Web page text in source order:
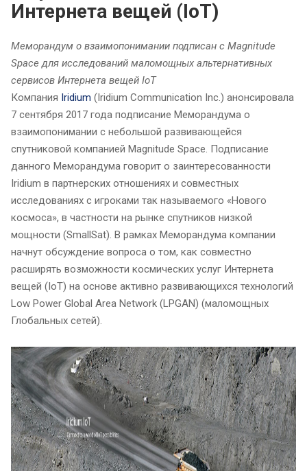
Интернета вещей (IoT)
Меморандум о взаимопонимании подписан с Magnitude
Space для исследований маломощных альтернативных
сервисов Интернета вещей IoT
Компания Iridium (Iridium Communication Inc.) анонсировала
7 сентября 2017 года подписание Меморандума о
взаимопонимании с небольшой развивающейся
спутниковой компанией Magnitude Space. Подписание
данного Меморандума говорит о заинтересованности
Iridium в партнерских отношениях и совместных
исследованиях с игроками так называемого «Нового
космоса», в частности на рынке спутников низкой
мощности (SmallSat). В рамках Меморандума компании
начнут обсуждение вопроса о том, как совместно
расширять возможности космических услуг Интернета
вещей (IoT) на основе активно развивающихся технологий
Low Power Global Area Network (LPGAN) (маломощных
Глобальных сетей).